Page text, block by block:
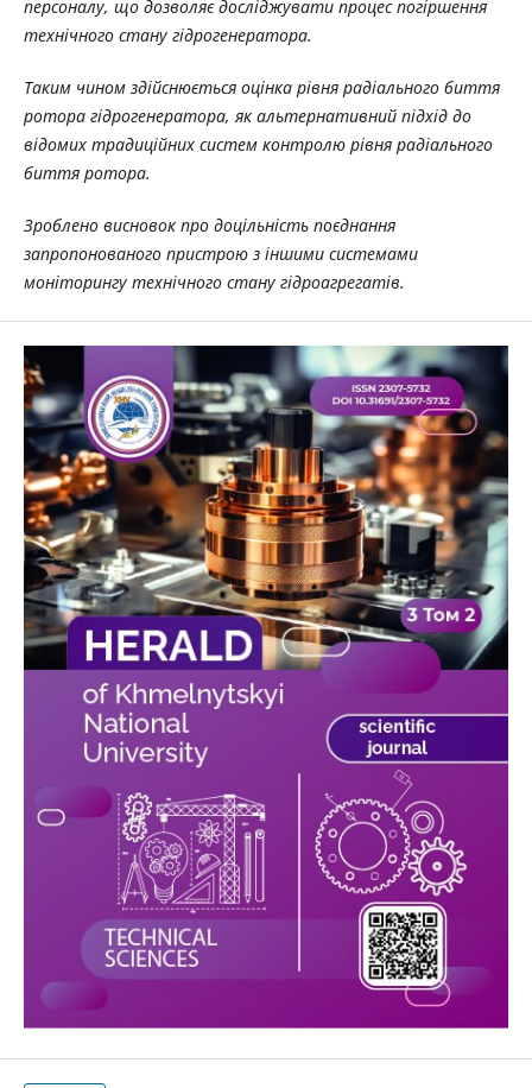
персоналу, що дозволяє досліджувати процес погіршення
технічного стану гідрогенератора.
Таким чином здійснюється оцінка рівня радіального биття
ротора гідрогенератора, як альтернативний підхід до
відомих традиційних систем контролю рівня радіального
биття ротора.
Зроблено висновок про доцільність поєднання
запропонованого пристрою з іншими системами
моніторингу технічного стану гідроагрегатів.